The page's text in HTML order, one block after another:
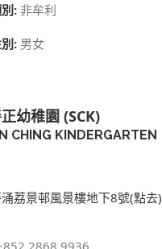
: 非牟利
: 男女
幼稚園 (SCK)
CHING KINDERGARTEN
荔景邨風景樓地下8號(點去)
2868 9936